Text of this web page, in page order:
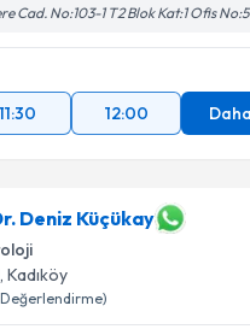
Cad. No:103-1 T2 Blok Kat:1 Ofis
11:30 12:00
Deniz Küçükay
, Kadıköy
Değerlendirme)